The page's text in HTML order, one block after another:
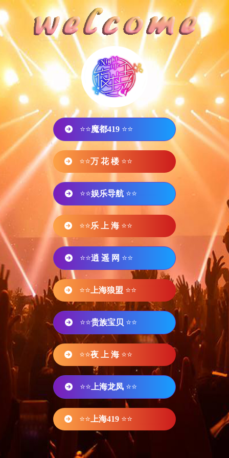
⭐⭐魔都419 ⭐⭐
⭐⭐万 花 楼 ⭐⭐
⭐⭐娱乐导航 ⭐⭐
⭐⭐乐 上 海 ⭐⭐
⭐⭐逍 遥 网 ⭐⭐
⭐⭐ 上海狼盟 ⭐⭐
⭐⭐贵族宝贝 ⭐⭐
⭐⭐夜 上 海 ⭐⭐
⭐⭐ 上海龙凤 ⭐⭐
⭐⭐ 上海419 ⭐⭐